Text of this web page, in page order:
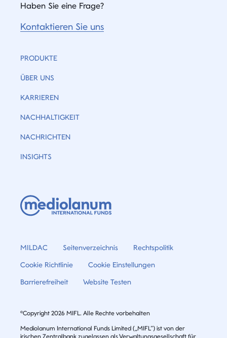
Haben Sie eine Frage?
Kontaktieren Sie uns
PRODUKTE
ÜBER UNS
KARRIEREN
NACHHALTIGKEIT
NACHRICHTEN
INSIGHTS
MILDAC Seitenverzeichnis Rechtspolitik
Cookie Richtlinie Cookie Einstellungen
Barrierefreiheit Website Testen
©Copyright 2026 MIFL. Alle Rechte vorbehalten
Mediolanum International Funds Limited („MIFL”) ist von der
irischen Zentralbank zugelassen als Verwaltungsgesellschaft für